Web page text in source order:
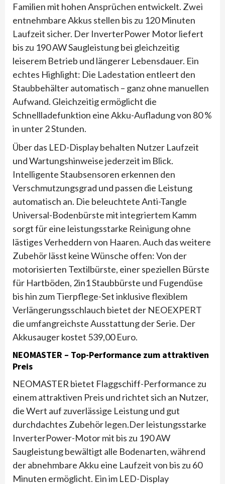
Familien mit hohen Ansprüchen entwickelt. Zwei
entnehmbare Akkus stellen bis zu 120 Minuten
Laufzeit sicher. Der InverterPower Motor liefert
bis zu 190 AW Saugleistung bei gleichzeitig
leiserem Betrieb und längerer Lebensdauer. Ein
echtes Highlight: Die Ladestation entleert den
Staubbehälter automatisch – ganz ohne manuellen
Aufwand. Gleichzeitig ermöglicht die
Schnellladefunktion eine Akku-Aufladung von 80 %
in unter 2 Stunden.
Über das LED-Display behalten Nutzer Laufzeit
und Wartungshinweise jederzeit im Blick.
Intelligente Staubsensoren erkennen den
Verschmutzungsgrad und passen die Leistung
automatisch an. Die beleuchtete Anti-Tangle
Universal-Bodenbürste mit integriertem Kamm
sorgt für eine leistungsstarke Reinigung ohne
lästiges Verheddern von Haaren. Auch das weitere
Zubehör lässt keine Wünsche offen: Von der
motorisierten Textilbürste, einer speziellen Bürste
für Hartböden, 2in1 Staubbürste und Fugendüse
bis hin zum Tierpflege-Set inklusive flexiblem
Verlängerungsschlauch bietet der NEOEXPERT
die umfangreichste Ausstattung der Serie. Der
Akkusauger kostet 539,00 Euro.
NEOMASTER – Top-Performance zum attraktiven
Preis
NEOMASTER bietet Flaggschiff-Performance zu
einem attraktiven Preis und richtet sich an Nutzer,
die Wert auf zuverlässige Leistung und gut
durchdachtes Zubehör legen.Der leistungsstarke
InverterPower-Motor mit bis zu 190 AW
Saugleistung bewältigt alle Bodenarten, während
der abnehmbare Akku eine Laufzeit von bis zu 60
Minuten ermöglicht. Ein im LED-Display